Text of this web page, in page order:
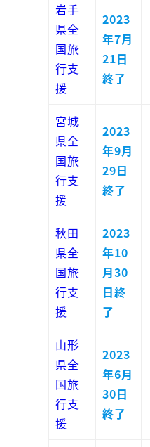
岩手
県全
国旅
行支
援
2023
年7月
21日
終了
宮城
県全
国旅
行支
援
2023
年9月
29日
終了
秋田
県全
国旅
行支
援
2023
年10
月30
日終
了
山形
県全
国旅
行支
援
2023
年6月
30日
終了